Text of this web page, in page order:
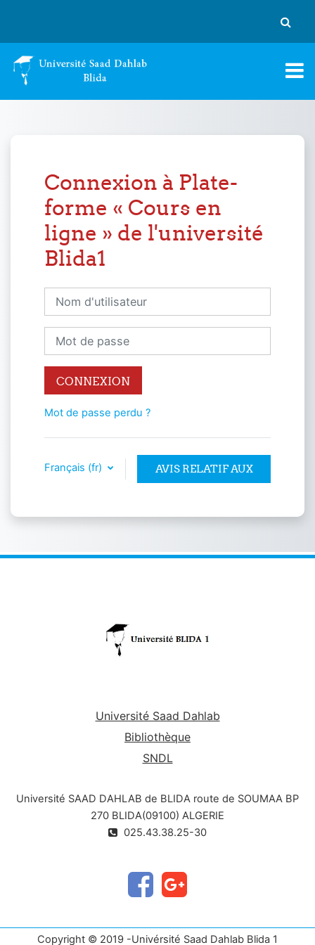
Connexion à Plate-
forme « Cours en
ligne » de l'université
Blida1
Nom d'utilisateur
Mot de passe
CONNEXION
Mot de passe perdu ?
Français ‎(fr)‎ AVIS RELATIF AUX
Université Saad Dahlab
Bibliothèque
SNDL
Université SAAD DAHLAB de BLIDA route de SOUMAA BP
270 BLIDA(09100) ALGERIE
025.43.38.25-30
Copyright © 2019 -Univérsité Saad Dahlab Blida 1